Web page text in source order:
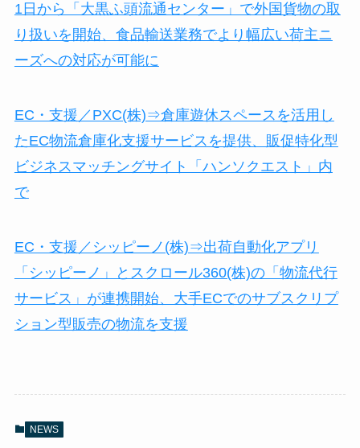
1日から「大黒ふ頭流通センター」で外国貨物の取
り扱いを開始、食品輸送業務でより幅広い荷主ニ
ーズへの対応が可能に
EC・支援／PXC(株)⇒倉庫遊休スペースを活用し
たEC物流倉庫化支援サービスを提供、販促特化型
ビジネスマッチングサイト「ハンソクエスト」内
で
EC・支援／シッピーノ(株)⇒出荷自動化アプリ
「シッピーノ」とスクロール360(株)の「物流代行
サービス」が連携開始、大手ECでのサブスクリプ
ション型販売の物流を支援
NEWS